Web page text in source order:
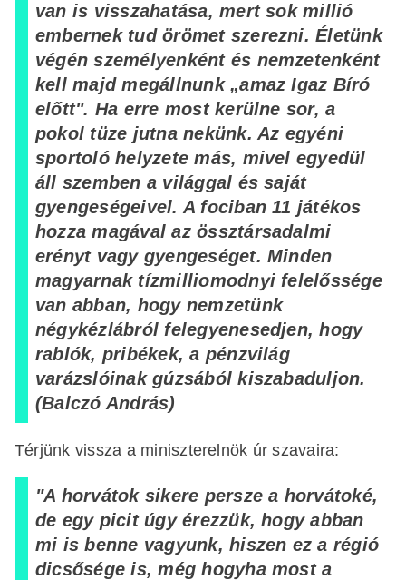
van is visszahatása, mert sok millió
embernek tud örömet szerezni. Életünk
végén személyenként és nemzetenként
kell majd megállnunk „amaz Igaz Bíró
előtt". Ha erre most kerülne sor, a
pokol tüze jutna nekünk. Az egyéni
sportoló helyzete más, mivel egyedül
áll szemben a világgal és saját
gyengeségeivel. A fociban 11 játékos
hozza magával az össztársadalmi
erényt vagy gyengeséget. Minden
magyarnak tízmilliomodnyi felelőssége
van abban, hogy nemzetünk
négykézlábról felegyenesedjen, hogy
rablók, pribékek, a pénzvilág
varázslóinak gúzsából kiszabaduljon.
(Balczó András)
Térjünk vissza a miniszterelnök úr szavaira:
"A horvátok sikere persze a horvátoké,
de egy picit úgy érezzük, hogy abban
mi is benne vagyunk, hiszen ez a régió
dicsősége is, még hogyha most a